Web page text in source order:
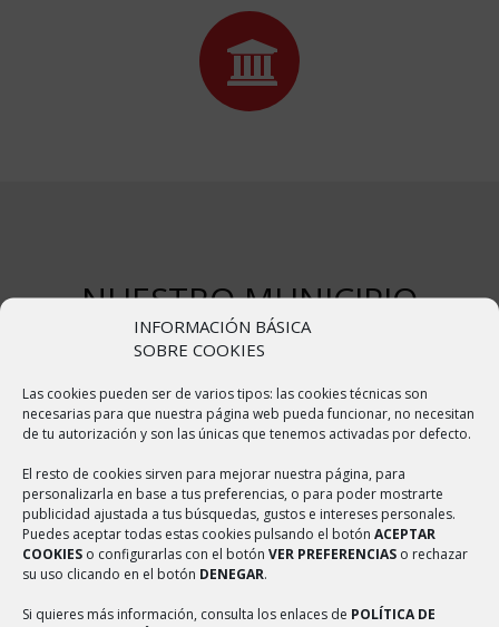
INFORMACIÓN BÁSICA
SOBRE COOKIES
Las cookies pueden ser de varios tipos: las cookies técnicas son
necesarias para que nuestra página web pueda funcionar, no necesitan
de tu autorización y son las únicas que tenemos activadas por defecto.
El resto de cookies sirven para mejorar nuestra página, para
personalizarla en base a tus preferencias, o para poder mostrarte
publicidad ajustada a tus búsquedas, gustos e intereses personales.
Puedes aceptar todas estas cookies pulsando el botón ACEPTAR
COOKIES o configurarlas con el botón VER PREFERENCIAS o rechazar
su uso clicando en el botón DENEGAR.
Si quieres más información, consulta los enlaces de POLÍTICA DE
NUESTRO MUNICIPIO
la provincia de Zaragoza, Comunidad Autónoma de Aragón. Tiene
un área de 25,52 km² con una población de 227 habitantes (INE
2016) y una densidad de 8,89 hab/km². Bulbuente ha recibido varios
nombres a lo largo de su historia, en tiempos de Jaime I de Aragón
se denominaba Bolbuén, Bulbón o Bolbón; En un texto de 1246
aparece como Bolbuén; en otro de 1247 sale latinizado como